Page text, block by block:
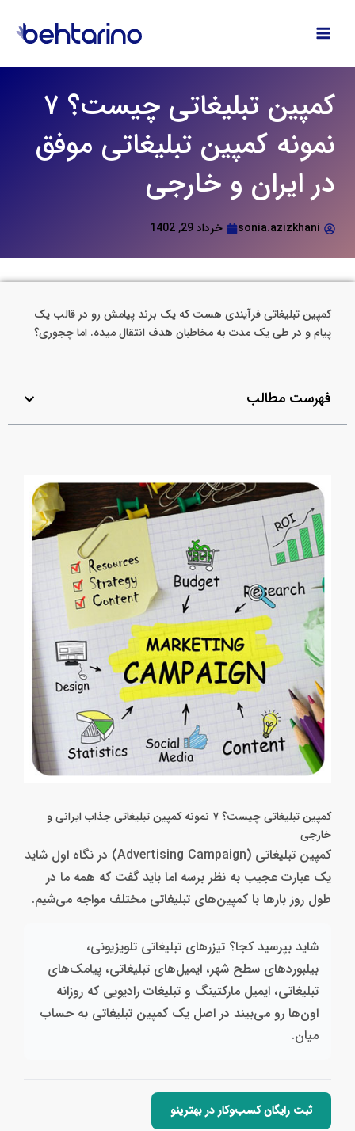
محتوا
کمپین تبلیغاتی چیست؟ ۷
نمونه کمپین تبلیغاتی موفق
در ایران و خارجی
sonia.azizkhani خرداد 29, 1402
کمپین تبلیغاتی فرآیندی هست که یک برند پیامش رو در قالب یک
پیام و در طی یک مدت به مخاطبان هدف انتقال میده. اما چجوری؟
فهرست مطالب
کمپین تبلیغاتی چیست؟ ۷ نمونه کمپین تبلیغاتی جذاب ایرانی و
خارجی
کمپین تبلیغاتی (Advertising Campaign) در نگاه اول شاید
یک عبارت عجیب به نظر برسه اما باید گفت که همه ما در
طول روز بارها با کمپین‌های تبلیغاتی مختلف مواجه می‌شیم.
شاید بپرسید کجا؟ تیزرهای تبلیغاتی تلویزیونی،
بیلبوردهای سطح شهر، ایمیل‌های تبلیغاتی، پیامک‌های
تبلیغاتی، ایمیل مارکتینگ و تبلیغات رادیویی که روزانه
اون‌ها رو می‌بیند در اصل یک کمپین تبلیغاتی به حساب
میان.
ثبت رایگان کسب‌وکار در بهترینو